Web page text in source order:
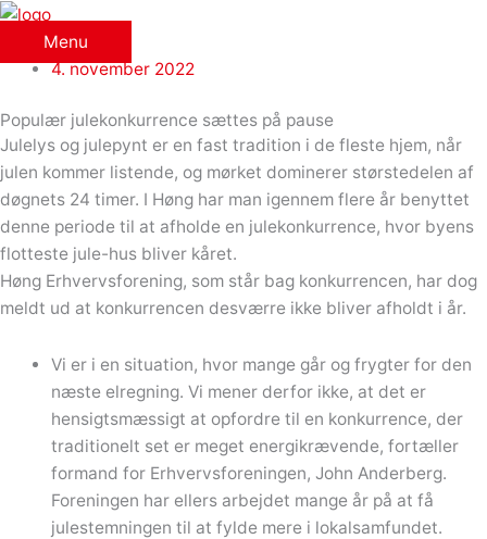
Gå
indholdet
Menu
4. november 2022
Populær julekonkurrence sættes på pause
Julelys og julepynt er en fast tradition i de fleste hjem, når
julen kommer listende, og mørket dominerer størstedelen af
døgnets 24 timer. I Høng har man igennem flere år benyttet
denne periode til at afholde en julekonkurrence, hvor byens
flotteste jule-hus bliver kåret.
Høng Erhvervsforening, som står bag konkurrencen, har dog
meldt ud at konkurrencen desværre ikke bliver afholdt i år.
Vi er i en situation, hvor mange går og frygter for den
næste elregning. Vi mener derfor ikke, at det er
hensigtsmæssigt at opfordre til en konkurrence, der
traditionelt set er meget energikrævende, fortæller
formand for Erhvervsforeningen, John Anderberg.
Foreningen har ellers arbejdet mange år på at få
julestemningen til at fylde mere i lokalsamfundet.